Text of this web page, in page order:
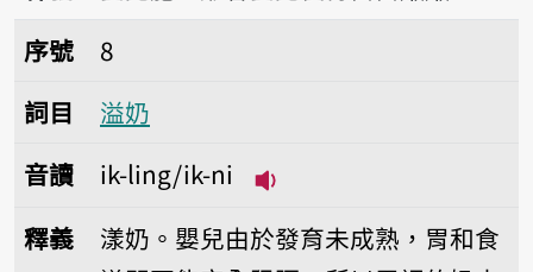
序號8溢奶
序號
8
詞目
溢奶
音讀
ik-ling/ik-ni
釋義
漾奶。嬰兒由於發育未成熟，胃和食